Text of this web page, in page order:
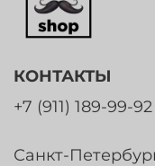
КОНТАКТЫ
+7 (911) 189-99-92
Санкт-